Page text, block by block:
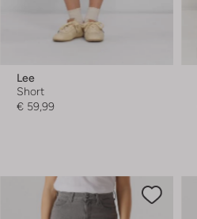
Lee
Short
€ 59,99